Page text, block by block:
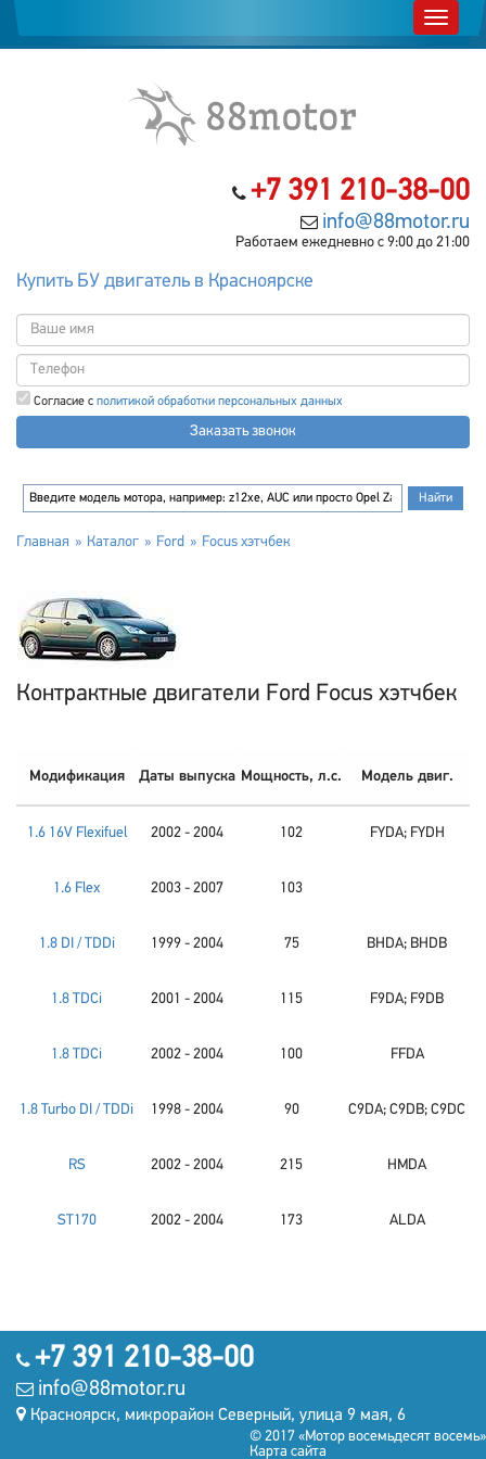
+7 391 210-38-00
info@88motor.ru
Работаем ежедневно с 9:00 до 21:00
Купить БУ двигатель в Красноярске
Согласие с политикой обработки персональных данных
Заказать звонок
Главная Каталог Ford Focus хэтчбек
Контрактные двигатели Ford Focus хэтчбек
Модификация Даты выпуска Мощность, л.с. Модель двиг.
1.6 16V Flexifuel 2002 - 2004 102 FYDA; FYDH
1.6 Flex 2003 - 2007 103
1.8 DI / TDDi 1999 - 2004 75 BHDA; BHDB
1.8 TDCi 2001 - 2004 115 F9DA; F9DB
1.8 TDCi 2002 - 2004 100 FFDA
1.8 Turbo DI / TDDi 1998 - 2004 90 C9DA; C9DB; C9DC
RS 2002 - 2004 215 HMDA
ST170 2002 - 2004 173 ALDA
+7 391 210-38-00
info@88motor.ru
Красноярск, микрорайон Северный, улица 9 мая, 6
© 2017 «Мотор восемьдесят восемь»
Карта сайта